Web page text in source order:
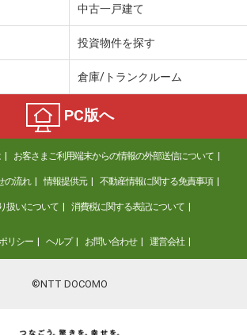
中古一戸建て
投資物件を探す
倉庫/トランクルーム
PC版へ
お客さまご利用端末からの情報の外部送信について
の流れ 情報提供元 不動産情報に関する免責事項
扱いについて 消費税に関する表記について
リシー ヘルプ お問い合わせ 運営会社
©NTT DOCOMO